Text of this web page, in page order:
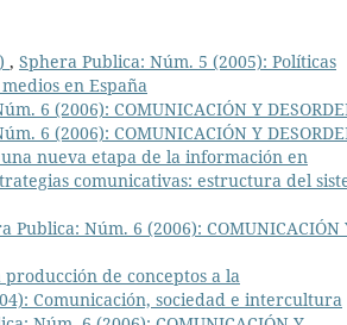
, Sphera Publica: Núm. 5 (2005): Políticas
en España
6 (2006): COMUNICACIÓN Y
6 (2006): COMUNICACIÓN Y
nueva etapa de la información en
comunicativas: estructura del
Publica: Núm. 6 (2006): COMUNICACIÓN
de conceptos a la
Comunicación, sociedad e intercultura